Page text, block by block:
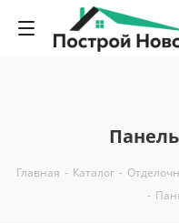
Главная - Каталог -
-